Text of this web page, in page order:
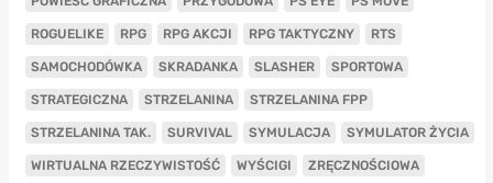
ROGUELIKE RPG RPG AKCJI RPG TAKTYCZNY RTS
SAMOCHODÓWKA SKRADANKA SLASHER SPORTOWA
STRATEGICZNA STRZELANINA STRZELANINA FPP
STRZELANINA TAK. SURVIVAL SYMULACJA SYMULATOR ŻYCIA
WIRTUALNA RZECZYWISTOŚĆ WYŚCIGI ZRĘCZNOŚCIOWA